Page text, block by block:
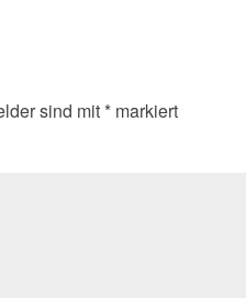
sind mit * markiert